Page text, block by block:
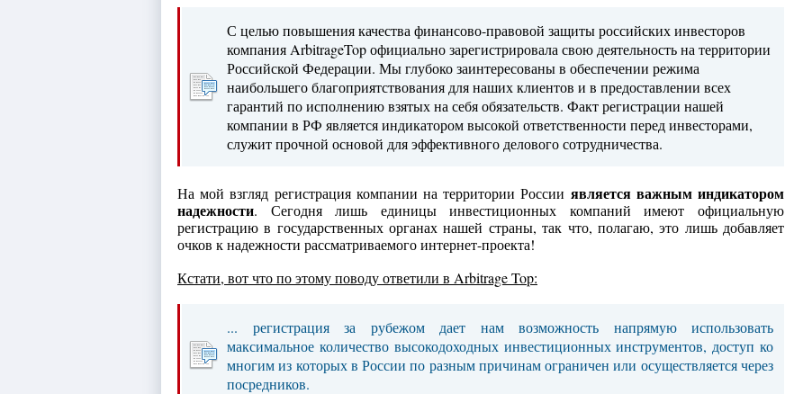
С целью повышения качества финансово-правовой защиты российских инвесторов
компания ArbitrageTop официально зарегистрировала свою деятельность на территории
Российской Федерации. Мы глубоко заинтересованы в обеспечении режима
наибольшего благоприятствования для наших клиентов и в предоставлении всех
гарантий по исполнению взятых на себя обязательств. Факт регистрации нашей
компании в РФ является индикатором высокой ответственности перед инвесторами,
служит прочной основой для эффективного делового сотрудничества.
На мой взгляд регистрация компании на территории России является важным индикатором
надежности. Сегодня лишь единицы инвестиционных компаний имеют официальную
регистрацию в государственных органах нашей страны, так что, полагаю, это лишь добавляет
очков к надежности рассматриваемого интернет-проекта!
Кстати, вот что по этому поводу ответили в Arbitrage Top:
... регистрация за рубежом дает нам возможность напрямую использовать
максимальное количество высокодоходных инвестиционных инструментов, доступ ко
многим из которых в России по разным причинам ограничен или осуществляется через
посредников.